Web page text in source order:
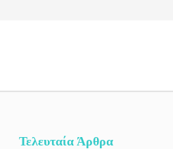
Τελευταία Άρθρα